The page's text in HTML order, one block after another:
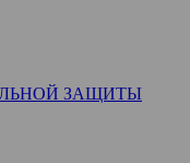
ЗАЩИТЫ